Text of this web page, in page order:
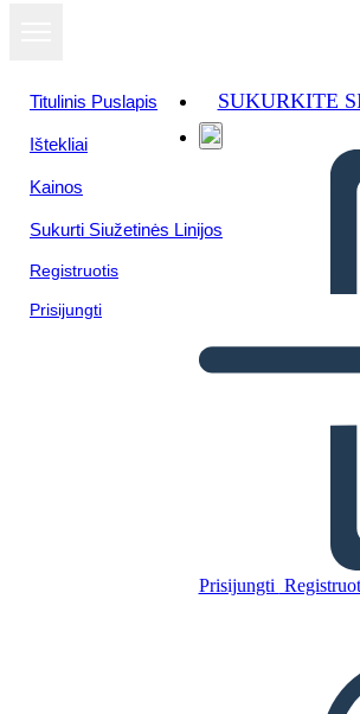
Titulinis Puslapis
Ištekliai
Kainos
Sukurti Siužetinės Linijos
Registruotis
Prisijungti
SUKURKITE
Prisijungti
HISTORIETA DE
Nukopijuokite šią
SUKURTI SIUŽETINĘ
Žiūrėti kaip
skaidrių